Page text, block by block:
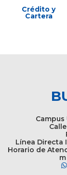
Crédito y
Cartera
Línea Directa
Horario de